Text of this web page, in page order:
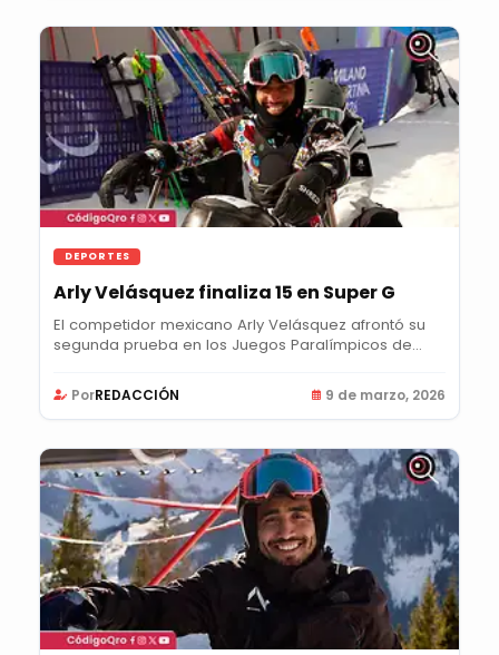
DEPORTES
Arly Velásquez finaliza 15 en Super G
El competidor mexicano Arly Velásquez afrontó su
segunda prueba en los Juegos Paralímpicos de...
PorREDACCIÓN 9 de marzo, 2026